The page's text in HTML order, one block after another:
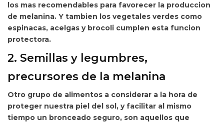
los mas recomendables para favorecer la produccion
de melanina. Y tambien los vegetales verdes como
espinacas, acelgas y brocoli cumplen esta funcion
protectora.
2. Semillas y legumbres,
precursores de la melanina
Otro grupo de alimentos a considerar a la hora de
proteger nuestra piel del sol, y facilitar al mismo
tiempo un bronceado seguro, son aquellos que